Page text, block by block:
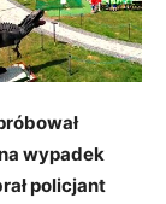
wypadek
policjant